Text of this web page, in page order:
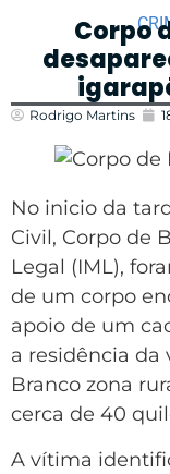
Corpo
Rodrigo Martins
No inicio da
Civil, Corpo de
Legal (IML),
de um corpo
apoio de um
a residência da
Branco zona
cerca de 40
A vítima